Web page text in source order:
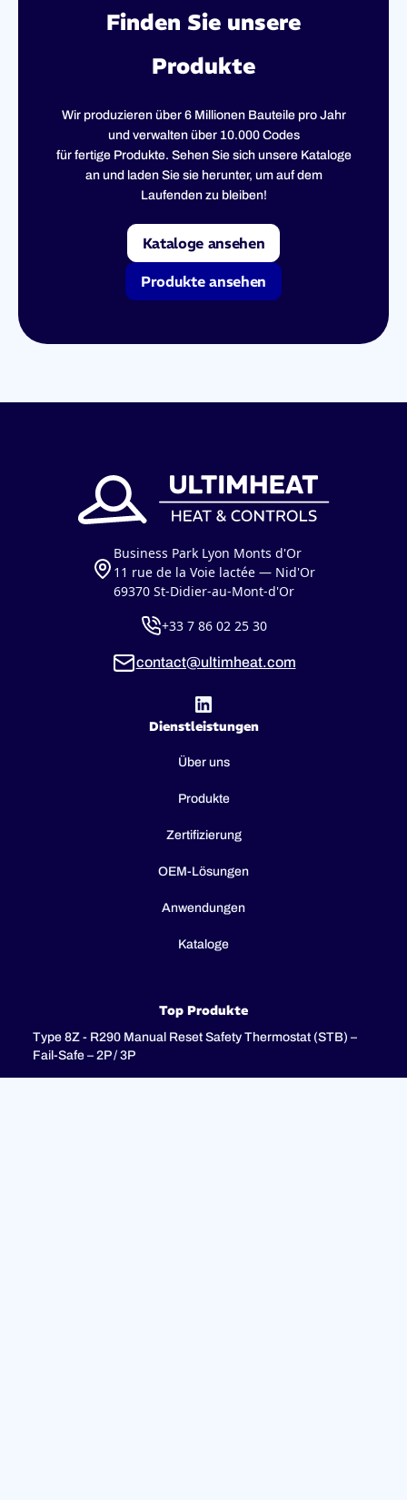
Finden Sie unsere
Produkte
Wir produzieren über 6 Millionen Bauteile pro Jahr
und verwalten über 10.000 Codes
für fertige Produkte. Sehen Sie sich unsere Kataloge
an und laden Sie sie herunter, um auf dem
Laufenden zu bleiben!
Kataloge ansehen
Produkte ansehen
Business Park Lyon Monts d'Or
11 rue de la Voie lactée — Nid'Or
69370 St-Didier-au-Mont-d'Or
+33 7 86 02 25 30
contact@ultimheat.com
Dienstleistungen
Über uns
Produkte
Zertifizierung
OEM-Lösungen
Anwendungen
Kataloge
Top Produkte
Type 8Z - R290 Manual Reset Safety Thermostat (STB) –
Fail-Safe – 2P / 3P